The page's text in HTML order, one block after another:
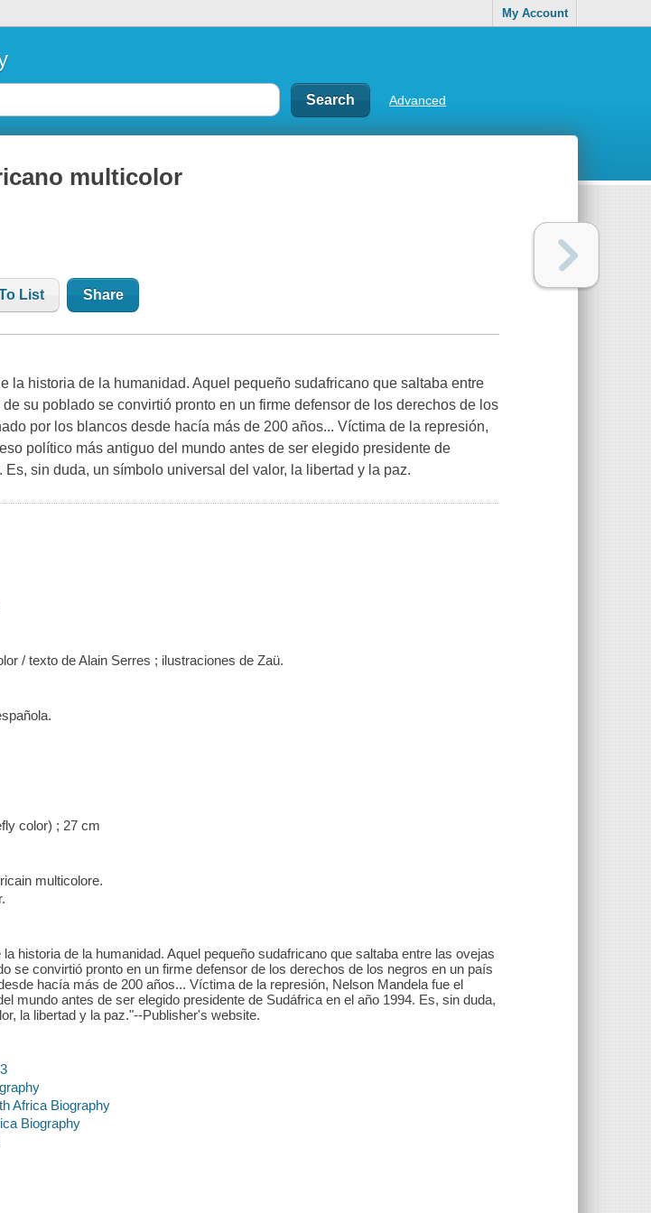
My Account
Advanced
multicolor
List Share
la historia de la humanidad. Aquel pequeño sudafricano que saltaba entre
su poblado se convirtió pronto en un firme defensor de los derechos de los
por los blancos desde hacía más de 200 años... Víctima de la represión,
político más antiguo del mundo antes de ser elegido presidente de
Es, sin duda, un símbolo universal del valor, la libertad y la paz.
/ texto de Alain Serres ; ilustraciones de Zaü.
color) ; 27 cm
multicolore.
historia de la humanidad. Aquel pequeño sudafricano que saltaba entre las ovejas
se convirtió pronto en un firme defensor de los derechos de los negros en un país
hacía más de 200 años... Víctima de la represión, Nelson Mandela fue el
mundo antes de ser elegido presidente de Sudáfrica en el año 1994. Es, sin duda,
la libertad y la paz."--Publisher's website.
Africa Biography
Biography